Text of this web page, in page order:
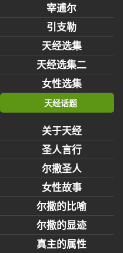
宰逋尔
引支勒
天经选集
天经选集二
女性选集
天经话题
关于天经
圣人言行
尔撒圣人
女性故事
尔撒的比喻
尔撒的显迹
真主的属性